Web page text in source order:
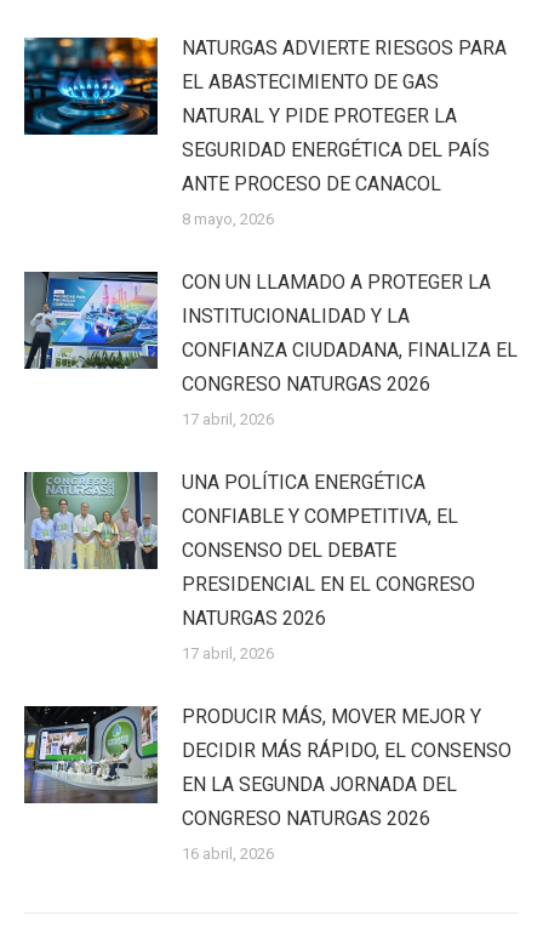
NATURGAS ADVIERTE RIESGOS PARA
EL ABASTECIMIENTO DE GAS
NATURAL Y PIDE PROTEGER LA
SEGURIDAD ENERGÉTICA DEL PAÍS
ANTE PROCESO DE CANACOL
8 mayo, 2026
CON UN LLAMADO A PROTEGER LA
INSTITUCIONALIDAD Y LA
CONFIANZA CIUDADANA, FINALIZA EL
CONGRESO NATURGAS 2026
17 abril, 2026
UNA POLÍTICA ENERGÉTICA
CONFIABLE Y COMPETITIVA, EL
CONSENSO DEL DEBATE
PRESIDENCIAL EN EL CONGRESO
NATURGAS 2026
17 abril, 2026
PRODUCIR MÁS, MOVER MEJOR Y
DECIDIR MÁS RÁPIDO, EL CONSENSO
EN LA SEGUNDA JORNADA DEL
CONGRESO NATURGAS 2026
16 abril, 2026